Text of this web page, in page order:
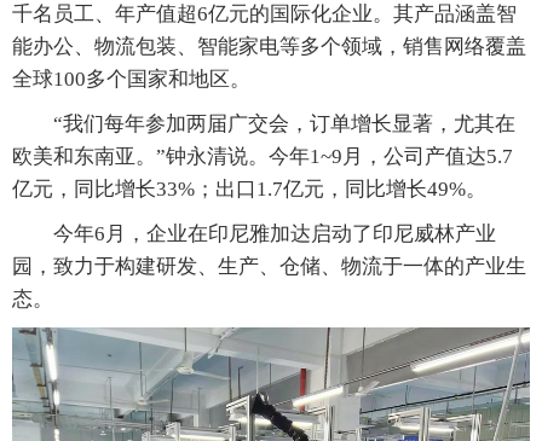
千名员工、年产值超6亿元的国际化企业。其产品涵盖智
能办公、物流包装、智能家电等多个领域，销售网络覆盖
全球100多个国家和地区。
“我们每年参加两届广交会，订单增长显著，尤其在
欧美和东南亚。”钟永清说。今年1~9月，公司产值达5.7
亿元，同比增长33%；出口1.7亿元，同比增长49%。
今年6月，企业在印尼雅加达启动了印尼威林产业
园，致力于构建研发、生产、仓储、物流于一体的产业生
态。